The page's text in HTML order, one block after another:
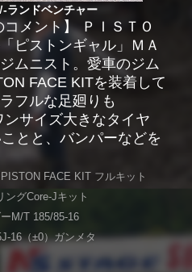
ランドベンチャー
コメント】 ＰＩＳＴＯ
ピストンギャル」ＭＡ
ムニスト。愛車のジム
FACE KITを装着して
フルな足廻りも
サイズ大きなタイヤ
とと、バンパーなどを
FACE KIT フルキット
グCore-Jキット
M/T 185/85-16
16（±0）ガンメタ